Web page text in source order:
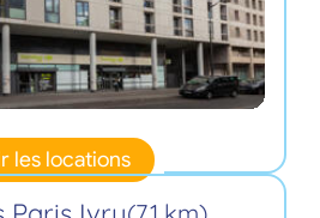
les locations